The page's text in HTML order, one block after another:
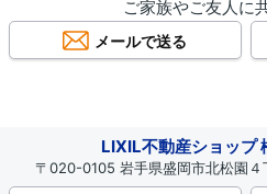
ご家族やご友人に
メールで送る
LIXIL不動産ショップ
〒020-0105 岩手県盛岡市北松園